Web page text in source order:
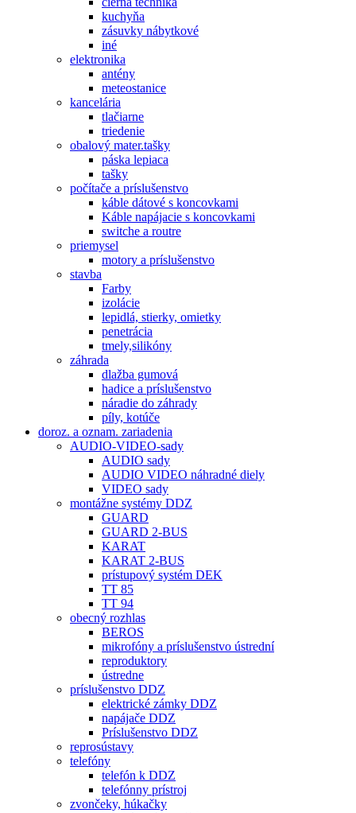
kuchyňa
zásuvky nábytkové
iné
elektronika
antény
meteostanice
kancelária
tlačiarne
triedenie
obalový mater.tašky
páska lepiaca
tašky
počítače a príslušenstvo
káble dátové s koncovkami
Káble napájacie s koncovkami
switche a routre
priemysel
motory a príslušenstvo
stavba
Farby
izolácie
lepidlá, stierky, omietky
penetrácia
tmely,silikóny
záhrada
dlažba gumová
hadice a príslušenstvo
náradie do záhrady
píly, kotúče
doroz. a oznam. zariadenia
AUDIO-VIDEO-sady
AUDIO sady
AUDIO VIDEO náhradné diely
VIDEO sady
montážne systémy DDZ
GUARD
GUARD 2-BUS
KARAT
KARAT 2-BUS
prístupový systém DEK
TT 85
TT 94
obecný rozhlas
BEROS
mikrofóny a príslušenstvo ústrední
reproduktory
ústredne
príslušenstvo DDZ
elektrické zámky DDZ
napájače DDZ
Príslušenstvo DDZ
reprosústavy
telefóny
telefón k DDZ
telefónny prístroj
zvončeky, húkačky